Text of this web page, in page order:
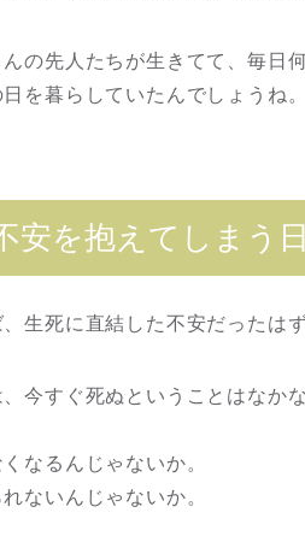
の先人たちが生きてて、毎日
を暮らしていたんでしょうね。
安を抱えてしまう
生死に直結した不安だったはず
今すぐ死ぬということはなか
なるんじゃないか。
ないんじゃないか。